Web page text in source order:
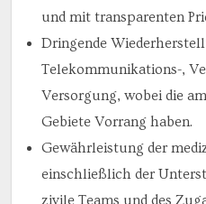
und mit transparenten
Dringende
Telekommunikations-,
Versorgung, wobei die
Gebiete Vorrang haben.
Gewährleistung der
einschließlich der
zivile Teams und des